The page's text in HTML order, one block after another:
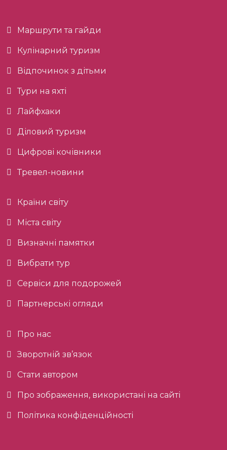
Маршрути та гайди
Кулінарний туризм
Відпочинок з дітьми
Тури на яхті
Лайфхаки
Діловий туризм
Цифрові кочівники
Тревел-новини
Країни світу
Міста світу
Визначні памятки
Вибрати тур
Сервіси для подорожей
Партнерські огляди
Про нас
Зворотній зв’язок
Стати автором
Про зображення, використані на сайті
Політика конфіденційності